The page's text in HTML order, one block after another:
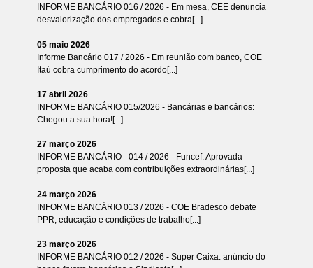
INFORME BANCÁRIO 016 / 2026 - Em mesa, CEE denuncia
desvalorização dos empregados e cobra[...]
05 maio 2026
Informe Bancário 017 / 2026 - Em reunião com banco, COE
Itaú cobra cumprimento do acordo[...]
17 abril 2026
INFORME BANCÁRIO 015/2026 - Bancárias e bancários:
Chegou a sua hora![...]
27 março 2026
INFORME BANCÁRIO - 014 / 2026 - Funcef: Aprovada
proposta que acaba com contribuições extraordinárias[...]
24 março 2026
INFORME BANCÁRIO 013 / 2026 - COE Bradesco debate
PPR, educação e condições de trabalho[...]
23 março 2026
INFORME BANCÁRIO 012 / 2026 - Super Caixa: anúncio do